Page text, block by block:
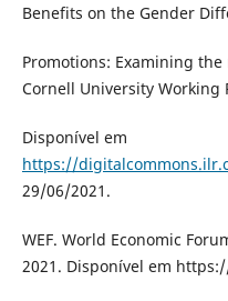
Benefits on the Gender
Promotions: Examining
Cornell University Working
Disponível em
https://
29/06/2021.
WEF. World Economic
2021. Disponível em